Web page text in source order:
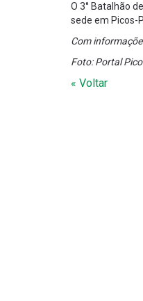
O 3° Batalhão
sede em Picos-PI.
Com
Foto: Portal
« Voltar